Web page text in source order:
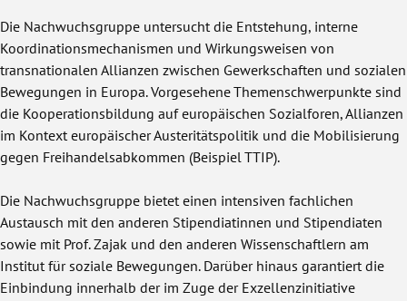
Die Nachwuchsgruppe untersucht die Entstehung, interne
Koordinationsmechanismen und Wirkungsweisen von
transnationalen Allianzen zwischen Gewerkschaften und sozialen
Bewegungen in Europa. Vorgesehene Themenschwerpunkte sind
die Kooperationsbildung auf europäischen Sozialforen, Allianzen
im Kontext europäischer Austeritätspolitik und die Mobilisierung
gegen Freihandelsabkommen (Beispiel TTIP).
Die Nachwuchsgruppe bietet einen intensiven fachlichen
Austausch mit den anderen Stipendiatinnen und Stipendiaten
sowie mit Prof. Zajak und den anderen Wissenschaftlern am
Institut für soziale Bewegungen. Darüber hinaus garantiert die
Einbindung innerhalb der im Zuge der Exzellenzinitiative